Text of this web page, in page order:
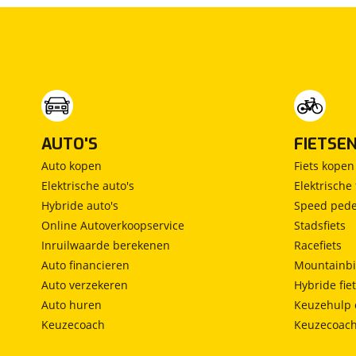
Vast bed (0)
Treinzit (0)
AUTO'S
Auto kopen
Elektrische auto's
Hybride auto's
Online Autoverkoopservice
Inruilwaarde berekenen
Auto financieren
Auto verzekeren
Auto huren
Keuzecoach
FIETSEN
Fiets kopen
Elektrische
Speed
Stadsfiets
Racefiets
Hybride
Keuzehulp
Keuzecoach